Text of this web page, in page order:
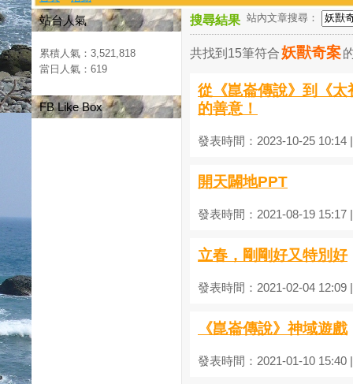
搜尋結果 站內文章搜尋：
共找到15筆符合妖獸奇案
從《崑崙傳說》到《
的善意！
發表時間：2023-10-25 10:14
開天闢地PPT
發表時間：2021-08-19 15:17
立春，剛剛好又特別好
發表時間：2021-02-04 12:09
《崑崙傳說》神域遊戲
發表時間：2021-01-10 15:40
站台人氣
累積人氣： 3,521,818
當日人氣： 619
FB Like Box